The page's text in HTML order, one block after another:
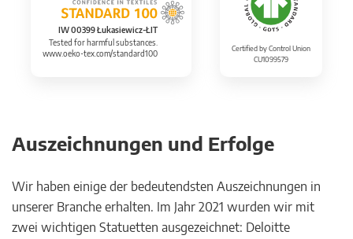
IW 00399 Łukasiewicz-ŁIT
Tested for harmful substances.
www.oeko-tex.com/standard100
Certified by Control Union
CU1099579
Auszeichnungen und Erfolge
Wir haben einige der bedeutendsten Auszeichnungen in
unserer Branche erhalten. Im Jahr 2021 wurden wir mit
zwei wichtigen Statuetten ausgezeichnet: Deloitte